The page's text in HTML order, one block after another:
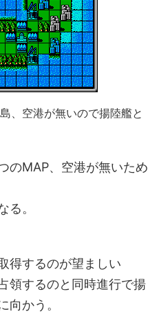
、空港が無いので揚陸艦と
のMAP、空港が無いため
る。
得するのが望ましい
領するのと同時進行で揚
向かう。